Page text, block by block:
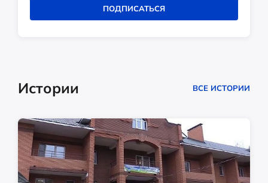
ПОДПИСАТЬСЯ
Истории ВСЕ ИСТОРИИ